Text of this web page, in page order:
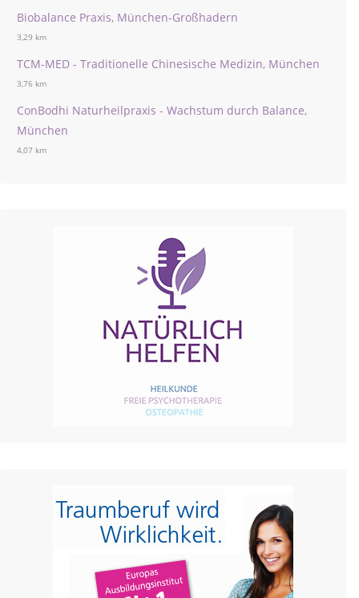
Biobalance Praxis, München-Großhadern
3,29 km
TCM-MED - Traditionelle Chinesische Medizin, München
3,76 km
ConBodhi Naturheilpraxis - Wachstum durch Balance,
München
4,07 km